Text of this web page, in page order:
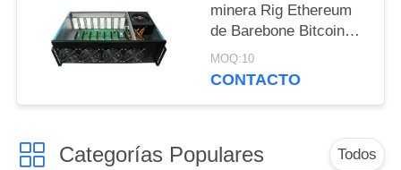
minera Rig Ethereum
de Barebone Bitcoin
del servidor del
servidor 8GPU de la
MOQ:10
CONTACTO
Categorías Populares Todos